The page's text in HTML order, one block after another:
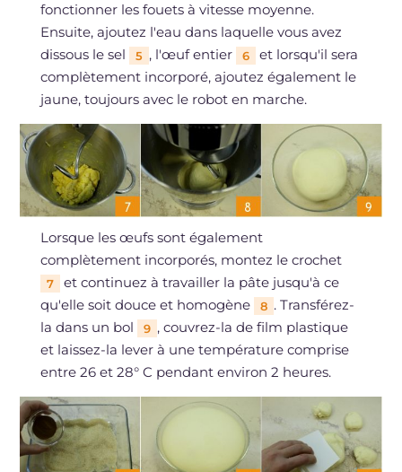
fonctionner les fouets à vitesse moyenne.
Ensuite, ajoutez l'eau dans laquelle vous avez
dissous le sel
5 , l'œuf entier 6
et lorsqu'il sera
complètement incorporé, ajoutez également le
jaune, toujours avec le robot en marche.
Lorsque les œufs sont également
complètement incorporés, montez le crochet
7
et continuez à travailler la pâte jusqu'à ce
qu'elle soit douce et homogène
8 . Transférez-
la dans un bol
9 , couvrez-la de film plastique
et laissez-la lever à une température comprise
entre 26 et 28° C pendant environ 2 heures.